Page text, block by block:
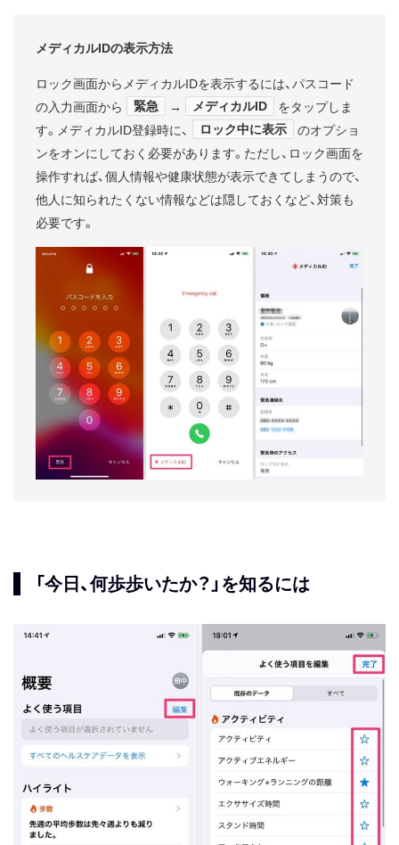
メディカルIDの表示方法
ロック画面からメディカルIDを表示するには、パスコード
の入力画面から
緊急 → メディカルID
をタップしま
す。メディカルID登録時に、
ロック中に表示
のオプショ
ンをオンにしておく必要があります。ただし、ロック画面を
操作すれば、個人情報や健康状態が表示できてしまうので、
他人に知られたくない情報などは隠しておくなど、対策も
必要です。
「今日、何歩歩いたか？」を知るには